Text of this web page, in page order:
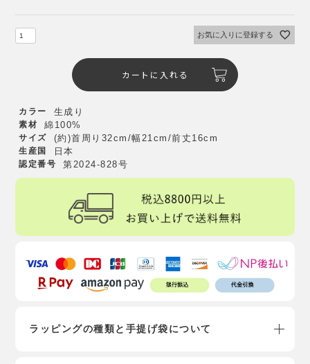
お気に入りに登録する
カートに入れる
カラー 生成り
素材 綿100%
サイズ (約)首周り32cm/幅21cm/前丈16cm
生産国 日本
認定番号 第2024-828号
ラッピングの種類と手提げ袋について